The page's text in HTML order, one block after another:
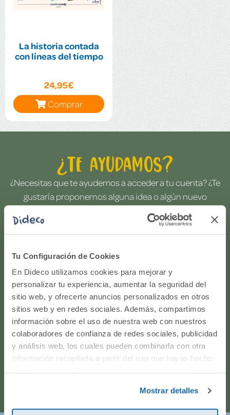
Tu Configuración de Cookies
En Dideco utilizamos cookies para mejorar y
personalizar tu experiencia, aumentar la seguridad del
sitio web, y ofrecerte anuncios personalizados en otros
sitios web y en redes sociales. Además, compartimos
información sobre el uso de nuestra web con nuestros
colaboradores de confianza de redes sociales, publicidad
y análisis web, los cuales pueden combinarla con otra
información recopilada a partir del uso que hayas hecho
Mostrar detalles
La historia contada
con líneas del tiempo
24,95€
Comprar
¿Te ayudamos?
¿Necesitas que te ayudemos a acceder a tu cuenta? ¿Te
gustaría proponernos alguna idea o algún nuevo
producto? ¿Has realizado un pedido y quieres saber si
todo va viento en popa? Ponte en contacto con
nosotros.
916597360
Correo electrónico
Horario de atención telefónica: de Lunes a Viernes, de
9:00h a 17:00h.